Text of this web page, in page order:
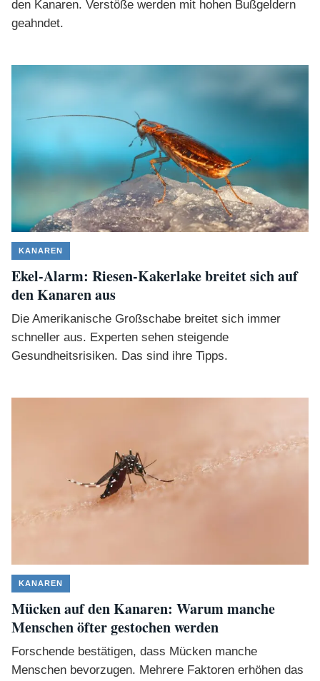
den Kanaren. Verstöße werden mit hohen Bußgeldern
geahndet.
KANAREN
Ekel-Alarm: Riesen-Kakerlake breitet sich auf
den Kanaren aus
Die Amerikanische Großschabe breitet sich immer
schneller aus. Experten sehen steigende
Gesundheitsrisiken. Das sind ihre Tipps.
KANAREN
Mücken auf den Kanaren: Warum manche
Menschen öfter gestochen werden
Forschende bestätigen, dass Mücken manche
Menschen bevorzugen. Mehrere Faktoren erhöhen das